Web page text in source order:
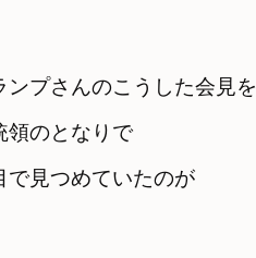
ンプさんのこうした会見を
領のとなりで